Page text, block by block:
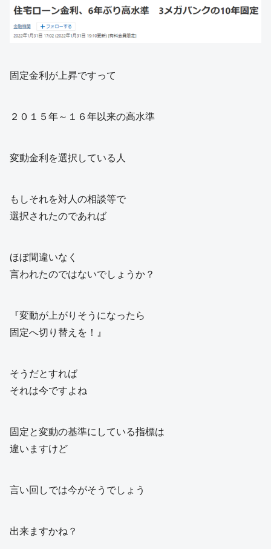
固定金利が上昇ですって
２０１５年～１６年以来の高水準
変動金利を選択している人
もしそれを対人の相談等で
選択されたのであれば
ほぼ間違いなく
言われたのではないでしょうか？
『変動が上がりそうになったら
固定へ切り替えを！』
そうだとすれば
それは今ですよね
固定と変動の基準にしている指標は
違いますけど
言い回しでは今がそうでしょう
出来ますかね？